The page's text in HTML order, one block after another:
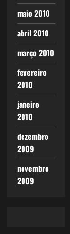
maio 2010
abril 2010
março 2010
fevereiro
2010
janeiro
2010
dezembro
2009
novembro
2009